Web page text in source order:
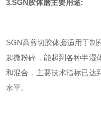
3.SGN 胶体磨主要用途:
SGN高剪切胶体磨适用于制
超微粉碎，能起到各种半湿
和混合，主要技术指标已达
水平。